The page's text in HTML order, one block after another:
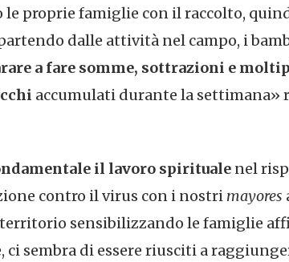
proprie famiglie con il raccolto,
dalle attività nel campo, i
a fare somme, sottrazioni e
accumulati durante la settimana»
il lavoro spirituale nel
contro il virus con i nostri mayores
sensibilizzando le famiglie
sembra di essere riusciti a